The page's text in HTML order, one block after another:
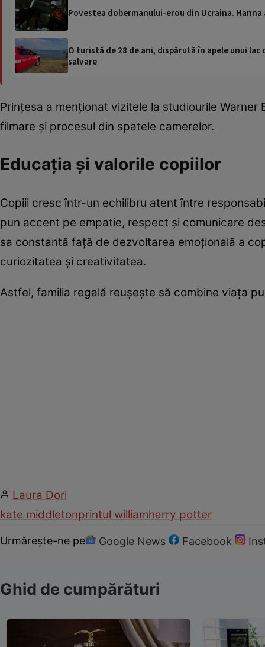
Povestea dobermanului-erou din Ucraina.
O turistă de 28 de ani, dispărută în apele unui
salvare
Prințesa a menționat vizitele la studiourile
filmare și procesul din spatele camerelor.
Educația și valorile copiilor
Copiii cresc într-un echilibru atent între
pun accent pe empatie, respect și comunicare
sa constantă față de dezvoltarea emoțională a
curiozitatea și creativitatea.
Astfel, familia regală reușește să combine viața
Laura Dori
kate middletonprintul williamharry potter
Urmărește-ne pe Google News Facebook
Ghid de cumpărături